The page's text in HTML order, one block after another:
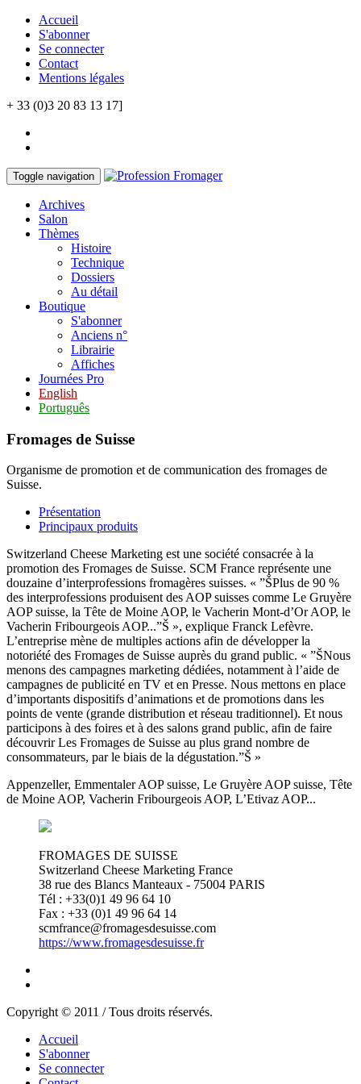
Accueil
S'abonner
Se connecter
Contact
Mentions légales
+ 33 (0)3 20 83 13 17]
Toggle navigation
Archives
Salon
Thèmes
Histoire
Technique
Dossiers
Au détail
Boutique
S'abonner
Anciens n°
Librairie
Affiches
Journées Pro
English
Português
Fromages de Suisse
Organisme de promotion et de communication des fromages de
Suisse.
Présentation
Principaux produits
Switzerland Cheese Marketing est une société consacrée à la
promotion des Fromages de Suisse. SCM France représente une
douzaine d’interprofessions fromagères suisses. « ”ŠPlus de 90 %
des interprofessions produisent des AOP suisses comme Le Gruyère
AOP suisse, la Tête de Moine AOP, le Vacherin Mont-d’Or AOP, le
Vacherin Fribourgeois AOP...”Š », explique Franck Lefèvre.
L’entreprise mène de multiples actions afin de développer la
notoriété des Fromages de Suisse auprès du grand public. « ”ŠNous
menons des campagnes marketing dédiées, notamment à l’aide de
campagnes de publicité en TV et en Presse. Nous mettons en place
d’importants dispositifs d’animations et de promotions dans les
points de vente (grande distribution et réseau traditionnel). Et nous
participons à des foires et à des salons grand public, afin de faire
découvrir Les Fromages de Suisse au plus grand nombre de
consommateurs, par le biais de la dégustation.”Š »
Appenzeller, Emmentaler AOP suisse, Le Gruyère AOP suisse, Tête
de Moine AOP, Vacherin Fribourgeois AOP, L’Etivaz AOP...
FROMAGES DE SUISSE
Switzerland Cheese Marketing France
38 rue des Blancs Manteaux - 75004 PARIS
Tél : +33(0)1 49 96 64 10
Fax : +33 (0)1 49 96 64 14
scmfrance@fromagesdesuisse.com
https://www.fromagesdesuisse.fr
Copyright © 2011 / Tous droits réservés.
Accueil
S'abonner
Se connecter